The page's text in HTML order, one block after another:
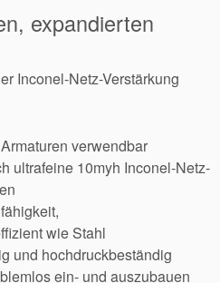
expandierten
Inconel-Netz-Verstärkung
verwendbar
ultrafeine 10myh Inconel-Netz-
wie Stahl
und hochdruckbeständig
ein- und auszubauen